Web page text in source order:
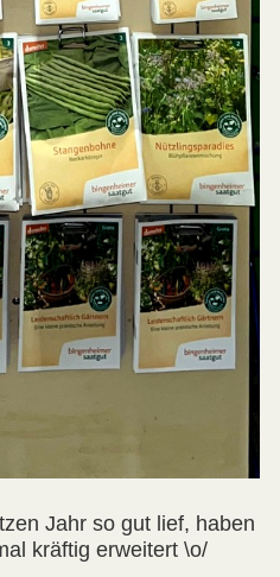
Jahr so gut lief, haben
kräftig erweitert \o/